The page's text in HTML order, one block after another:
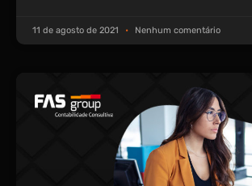
11 de agosto de 2021 Nenhum comentário